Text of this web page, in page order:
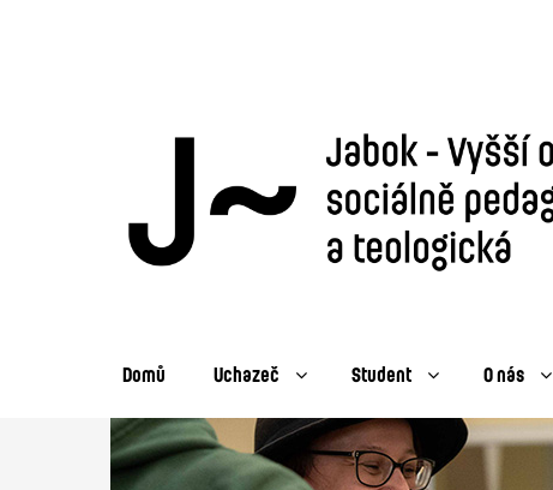
Domů Uchazeč Student O nás